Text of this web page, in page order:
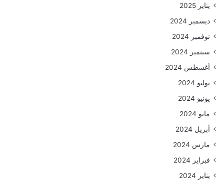
يناير 2025
ديسمبر 2024
نوفمبر 2024
سبتمبر 2024
أغسطس 2024
يوليو 2024
يونيو 2024
مايو 2024
أبريل 2024
مارس 2024
فبراير 2024
يناير 2024